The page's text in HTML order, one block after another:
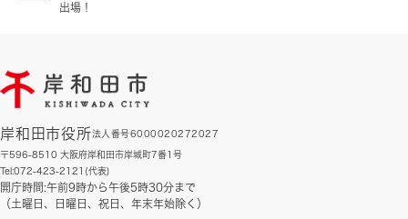
出場！
岸和田市役所法人番号6000020272027
〒596-8510 大阪府岸和田市岸城町7番1号
Tel:072-423-2121(代表)
開庁時間:午前9時から午後5時30分まで
（土曜日、日曜日、祝日、年末年始除く）